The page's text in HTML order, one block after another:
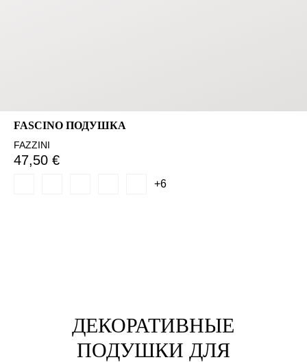
FASCINO ПОДУШКА
FAZZINI
47,50 €
+6
ДЕКОРАТИВНЫЕ
ПОДУШКИ ДЛЯ